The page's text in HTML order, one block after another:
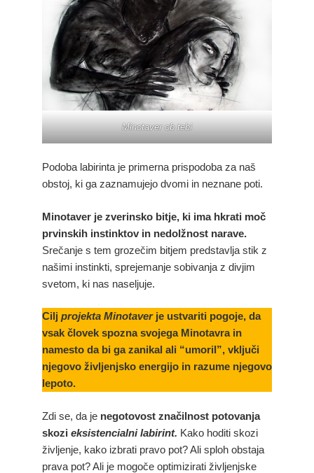
Minotaver ob tebi
Podoba labirinta je primerna prispodoba za naš
obstoj, ki ga zaznamujejo dvomi in neznane poti.
Minotaver je zverinsko bitje, ki ima hkrati moč
prvinskih instinktov in nedolžnost narave.
Srečanje s tem grozečim bitjem predstavlja stik z
našimi instinkti, sprejemanje sobivanja z divjim
svetom, ki nas naseljuje.
Cilj projekta Minotaver je ustvariti pogoje, da
vsak človek spozna svojega Minotavra in
namesto da bi ga zanikal ali “umoril”, vključi
njegovo življenjsko energijo in razume njegovo
lepoto.
Zdi se, da je negotovost značilnost potovanja
skozi eksistencialni labirint. Kako hoditi skozi
življenje, kako izbrati pravo pot? Ali sploh obstaja
prava pot? Ali je mogoče optimizirati življenjske